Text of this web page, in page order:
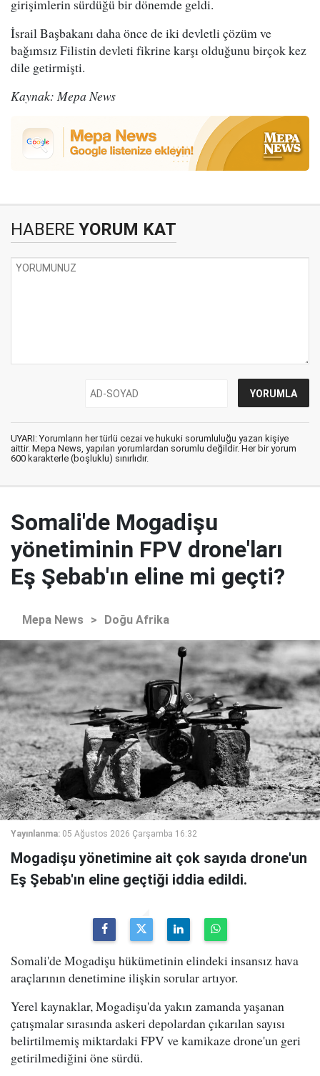
girişimlerin sürdüğü bir dönemde geldi.
İsrail Başbakanı daha önce de iki devletli çözüm ve
bağımsız Filistin devleti fikrine karşı olduğunu birçok kez
dile getirmişti.
Kaynak: Mepa News
HABERE YORUM KAT
UYARI: Yorumların her türlü cezai ve hukuki sorumluluğu yazan kişiye
aittir. Mepa News, yapılan yorumlardan sorumlu değildir. Her bir yorum
600 karakterle (boşluklu) sınırlıdır.
Somali'de Mogadişu
yönetiminin FPV drone'ları
Eş Şebab'ın eline mi geçti?
Mepa News > Doğu Afrika
Yayınlanma: 05 Ağustos 2026 Çarşamba 16:32
Mogadişu yönetimine ait çok sayıda drone'un
Eş Şebab'ın eline geçtiği iddia edildi.
Somali'de Mogadişu hükümetinin elindeki insansız hava
araçlarının denetimine ilişkin sorular artıyor.
Yerel kaynaklar, Mogadişu'da yakın zamanda yaşanan
çatışmalar sırasında askeri depolardan çıkarılan sayısı
belirtilmemiş miktardaki FPV ve kamikaze drone'un geri
getirilmediğini öne sürdü.